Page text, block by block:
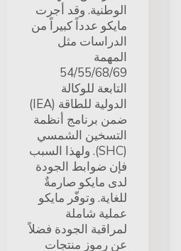
الوطنية. وقد أجرت
مايكو عدداً كبيراً من
الدراسات مثل
المهمة
54/55/68/69
التابعة للوكالة
الدولية للطاقة (IEA)
ضمن برنامج أنظمة
التسخين الشمسي
(SHC). ولهذا السبب
فإن ضوابط الجودة
لدى مايكو صارمةٌ
للغاية. وتوفّر مايكو
عملية شاملة
لمراقبة الجودة فضلاً
عن رموز منتجات